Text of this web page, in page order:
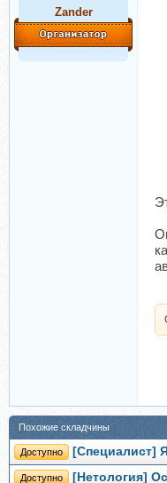
Zander
Похожие складчины
Доступно [Специалист]
Доступно [Нетология]